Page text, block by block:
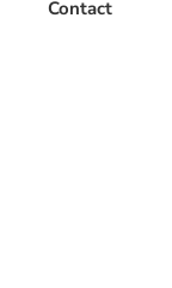
Contact